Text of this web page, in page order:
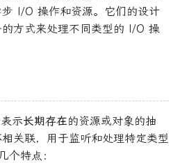
取I/O 操作和资源。它们的设计
方式来处理不同类型的 I/O 操
示长期存在的资源或对象的抽
关联，用于监听和处理特定类型
个特点：